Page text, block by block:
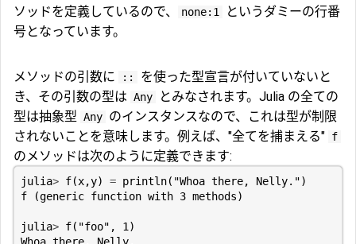
ソッドを定義しているので、
none:1
というダミーの行番
号となっています。
メソッドの引数に ::
を使った型宣言が付いていないと
き、その引数の型は Any
とみなされます。Julia の全ての
型は抽象型 Any のインスタンスなので、これは型が制限
されないことを意味します。例えば、"全てを捕まえる" f
のメソッドは次のように定義できます:
julia> f(x,y) = println( "Whoa there, Nelly.")
f
(generic function with 3 methods)
julia> f( "foo" , 1 )
Whoa there, Nelly.